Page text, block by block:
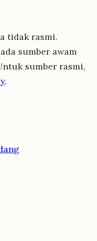
tidak rasmi.
sumber awam
sumber rasmi,
.